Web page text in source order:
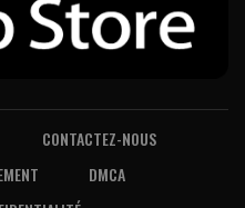
CONTACTEZ-NOUS
DMCA